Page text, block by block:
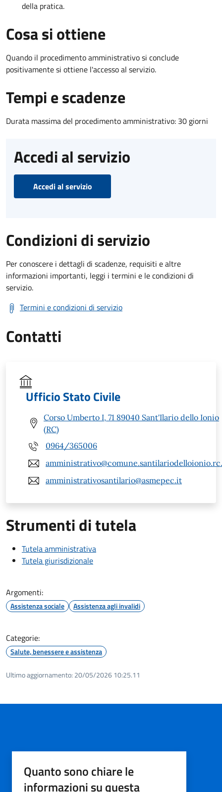
della pratica.
Cosa si ottiene
Quando il procedimento amministrativo si conclude
positivamente si ottiene l'accesso al servizio.
Tempi e scadenze
Durata massima del procedimento amministrativo: 30 giorni
Accedi al servizio
Accedi al servizio
Condizioni di servizio
Per conoscere i dettagli di scadenze, requisiti e altre
informazioni importanti, leggi i termini e le condizioni di
servizio.
Termini e condizioni di servizio
Contatti
Ufficio Stato Civile
Corso Umberto I, 71 89040 Sant'Ilario dello Ionio
(RC)
0964/365006
amministrativosantilario@asmepec.it
Strumenti di tutela
Tutela amministrativa
Tutela giurisdizionale
Argomenti:
Assistenza sociale Assistenza agli invalidi
Categorie:
Salute, benessere e assistenza
Ultimo aggiornamento: 20/05/2026 10:25.11
Quanto sono chiare le
informazioni su questa